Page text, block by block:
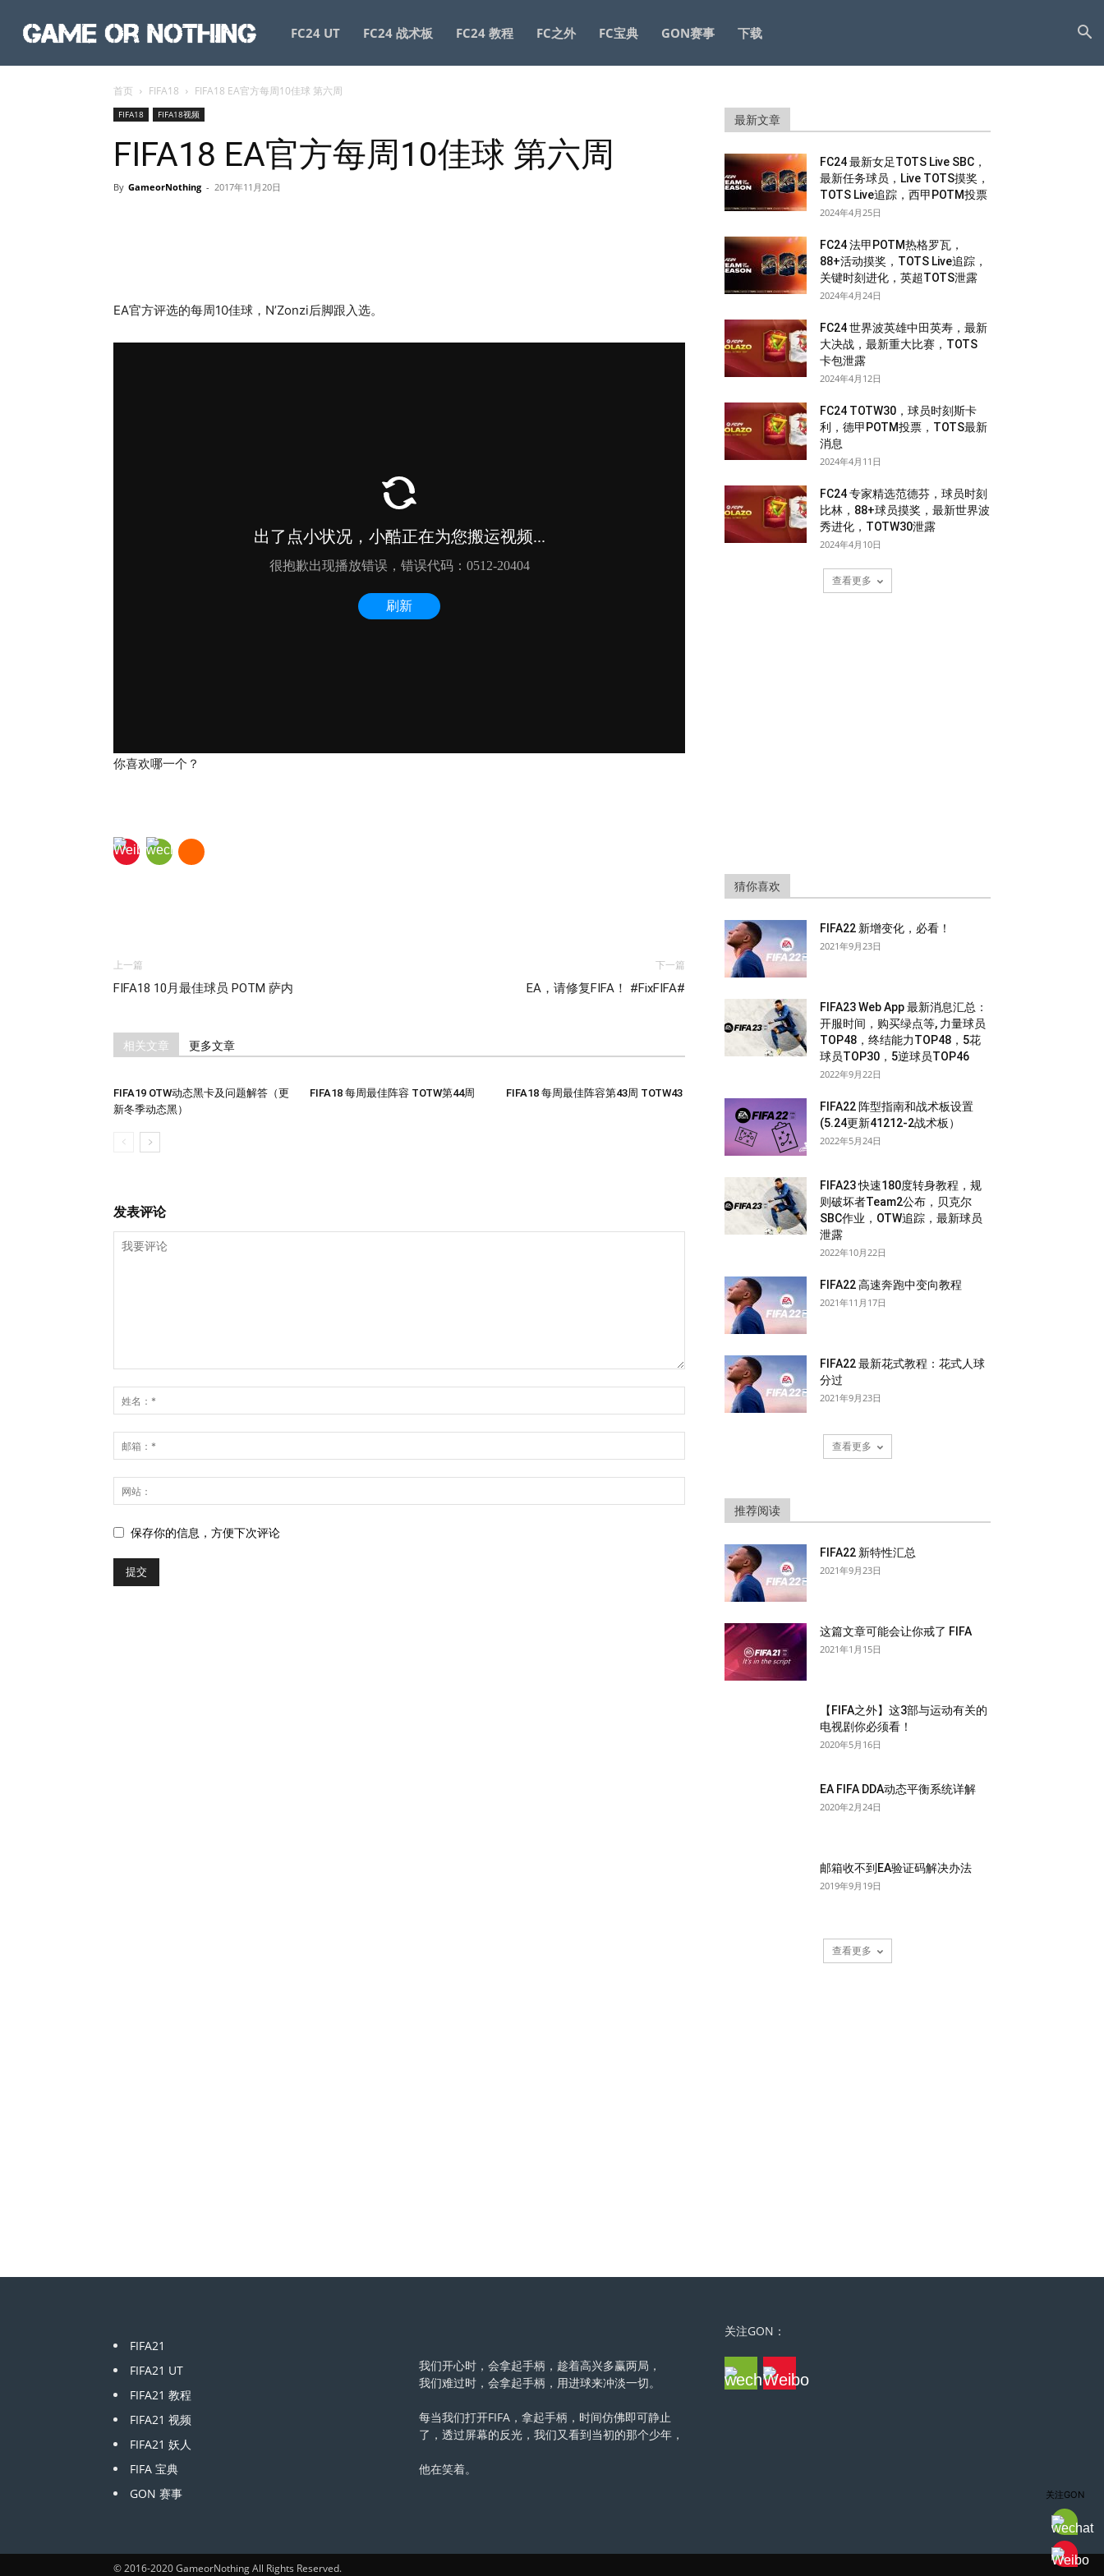
GameorNothing
FC24 UT FC24 战术板 FC24 教程 FC之外 FC宝典 GON赛事 下载
首页 FIFA18 FIFA18 EA官方每周10佳球 第六周
FIFA18 FIFA18视频
FIFA18 EA官方每周10佳球 第六周
By GameorNothing - 2017年11月20日
EA官方评选的每周10佳球，N’Zonzi后脚跟入选。
你喜欢哪一个？
上一篇
FIFA18 10月最佳球员 POTM 萨内
下一篇
EA，请修复FIFA！ #FixFIFA#
相关文章 更多文章
FIFA19 OTW动态黑卡及问题解答（更
新冬季动态黑）
FIFA18 每周最佳阵容 TOTW第44周 FIFA18 每周最佳阵容第43周 TOTW43
发表评论
保存你的信息，方便下次评论
最新文章
FC24 最新女足TOTS Live SBC，
最新任务球员，Live TOTS摸奖，
TOTS Live追踪，西甲POTM投票
2024年4月25日
FC24 法甲POTM热格罗瓦，
88+活动摸奖，TOTS Live追踪，
关键时刻进化，英超TOTS泄露
2024年4月24日
FC24 世界波英雄中田英寿，最新
大决战，最新重大比赛，TOTS
卡包泄露
2024年4月12日
FC24 TOTW30，球员时刻斯卡
利，德甲POTM投票，TOTS最新
消息
2024年4月11日
FC24 专家精选范德芬，球员时刻
比林，88+球员摸奖，最新世界波
秀进化，TOTW30泄露
2024年4月10日
查看更多
猜你喜欢
FIFA22 新增变化，必看！
2021年9月23日
FIFA23 Web App 最新消息汇总：
开服时间，购买绿点等, 力量球员
TOP48，终结能力TOP48，5花
球员TOP30，5逆球员TOP46
2022年9月22日
FIFA22 阵型指南和战术板设置
(5.24更新41212-2战术板）
2022年5月24日
FIFA23 快速180度转身教程，规
则破坏者Team2公布，贝克尔
SBC作业，OTW追踪，最新球员
泄露
2022年10月22日
FIFA22 高速奔跑中变向教程
2021年11月17日
FIFA22 最新花式教程：花式人球
分过
2021年9月23日
查看更多
推荐阅读
FIFA22 新特性汇总
2021年9月23日
这篇文章可能会让你戒了 FIFA
2021年1月15日
【FIFA之外】这3部与运动有关的
电视剧你必须看！
2020年5月16日
EA FIFA DDA动态平衡系统详解
2020年2月24日
邮箱收不到EA验证码解决办法
2019年9月19日
查看更多
FIFA21
FIFA21 UT
FIFA21 教程
FIFA21 视频
FIFA21 妖人
FIFA 宝典
GON 赛事
我们开心时，会拿起手柄，趁着高兴多赢两局，
我们难过时，会拿起手柄，用进球来冲淡一切。
每当我们打开FIFA，拿起手柄，时间仿佛即可静止
了，透过屏幕的反光，我们又看到当初的那个少年，
他在笑着。
关注GON：
© 2016-2020 GameorNothing All Rights Reserved.
关注GON